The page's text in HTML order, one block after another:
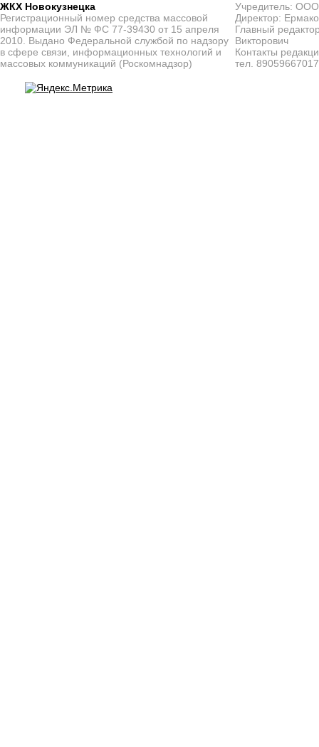
ЖКХ Новокузнецка
Регистрационный номер средства массовой
информации ЭЛ № ФС 77-39430 от 15 апреля
2010. Выдано Федеральной службой по надзору
в сфере связи, информационных технологий и
массовых коммуникаций (Роскомнадзор)
Учредитель:
Директор:
Главный
Викторович
Контакты
тел. 89059667017